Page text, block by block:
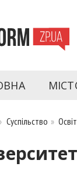
–
та
Суспільство »